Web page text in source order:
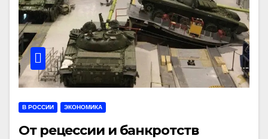
В РОССИИ ЭКОНОМИКА
От рецессии и банкротств